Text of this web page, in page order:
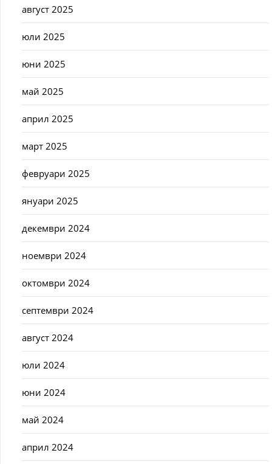
август 2025
юли 2025
юни 2025
май 2025
април 2025
март 2025
февруари 2025
януари 2025
декември 2024
ноември 2024
октомври 2024
септември 2024
август 2024
юли 2024
юни 2024
май 2024
април 2024